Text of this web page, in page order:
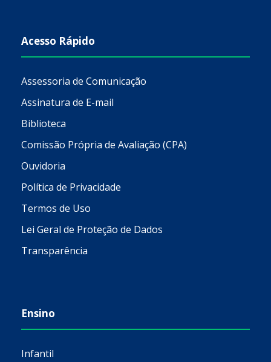
Acesso Rápido
Assessoria de Comunicação
Assinatura de E-mail
Biblioteca
Comissão Própria de Avaliação (CPA)
Ouvidoria
Política de Privacidade
Termos de Uso
Lei Geral de Proteção de Dados
Transparência
Ensino
Infantil